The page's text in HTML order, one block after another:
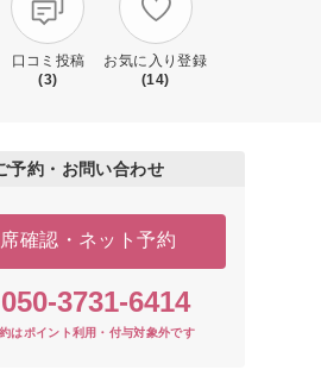
口コミ投稿
(3)
お気に入り登録
(14)
予約・お問い合わせ
確認・ネット予約
050-3731-6414
はポイント利用・付与対象外です